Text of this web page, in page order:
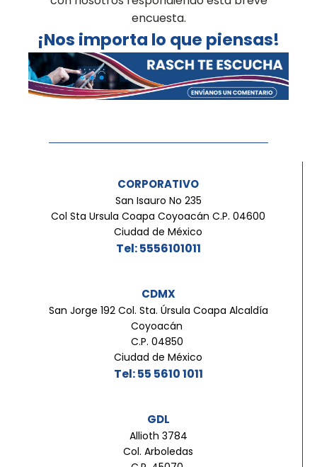
encuesta.
¡Nos importa lo que piensas!
CORPORATIVO
San Isauro No 235
Col Sta Ursula Coapa Coyoacán C.P. 04600
Ciudad de México
Tel: 5556101011
CDMX
San Jorge 192 Col. Sta. Úrsula Coapa Alcaldía
Coyoacán
C.P. 04850
Ciudad de México
Tel: 55 5610 1011
GDL
Allioth 3784
Col. Arboledas